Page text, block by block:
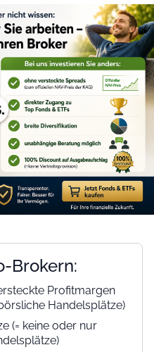
Brokern:
Profitmargen
Handelsplätze)
(= keine oder nur